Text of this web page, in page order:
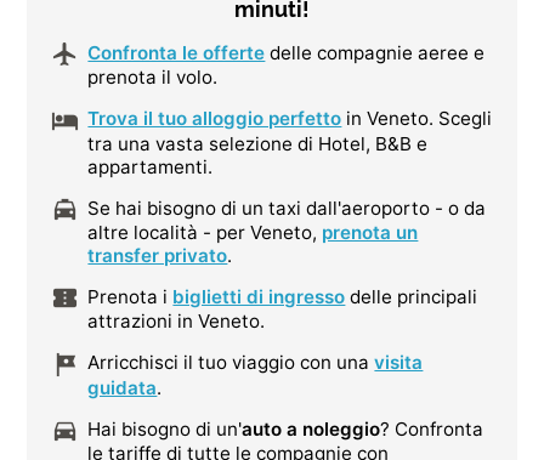
minuti!
Confronta le offerte delle compagnie aeree e
prenota il volo.
Trova il tuo alloggio perfetto in Veneto. Scegli
tra una vasta selezione di Hotel, B&B e
appartamenti.
Se hai bisogno di un taxi dall'aeroporto - o da
altre località - per Veneto, prenota un
transfer privato.
Prenota i biglietti di ingresso delle principali
attrazioni in Veneto.
Arricchisci il tuo viaggio con unavisita
guidata.
Hai bisogno di un'auto a noleggio? Confronta
le tariffe di tutte le compagnie con